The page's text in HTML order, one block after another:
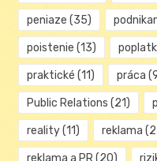
peniaze (35)
poistenie (13)
praktické (11) práca
Public Relations (21)
reality(11) reklama
reklama a PR(20)